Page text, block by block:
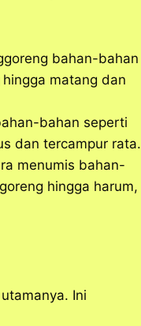
bahan-bahan
matang dan
bahan seperti
dan tercampur rata.
menumis bahan-
hingga harum,
Ini